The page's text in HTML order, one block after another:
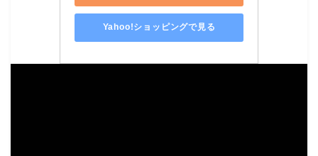
Yahoo!ショッピングで見る